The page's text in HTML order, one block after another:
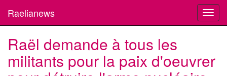
Raelianews
Raël demande à tous les
militants pour la paix d'oeuvrer